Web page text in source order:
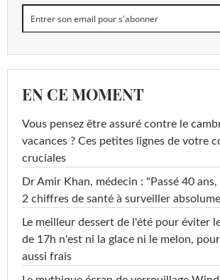
EN CE MOMENT
Vous pensez être assuré contre le
vacances ? Ces petites lignes de votre
cruciales
Dr Amir Khan, médecin : "Passé 40
2 chiffres de santé à surveiller
Le meilleur dessert de l'été pour éviter
de 17h n'est ni la glace ni le melon,
aussi frais